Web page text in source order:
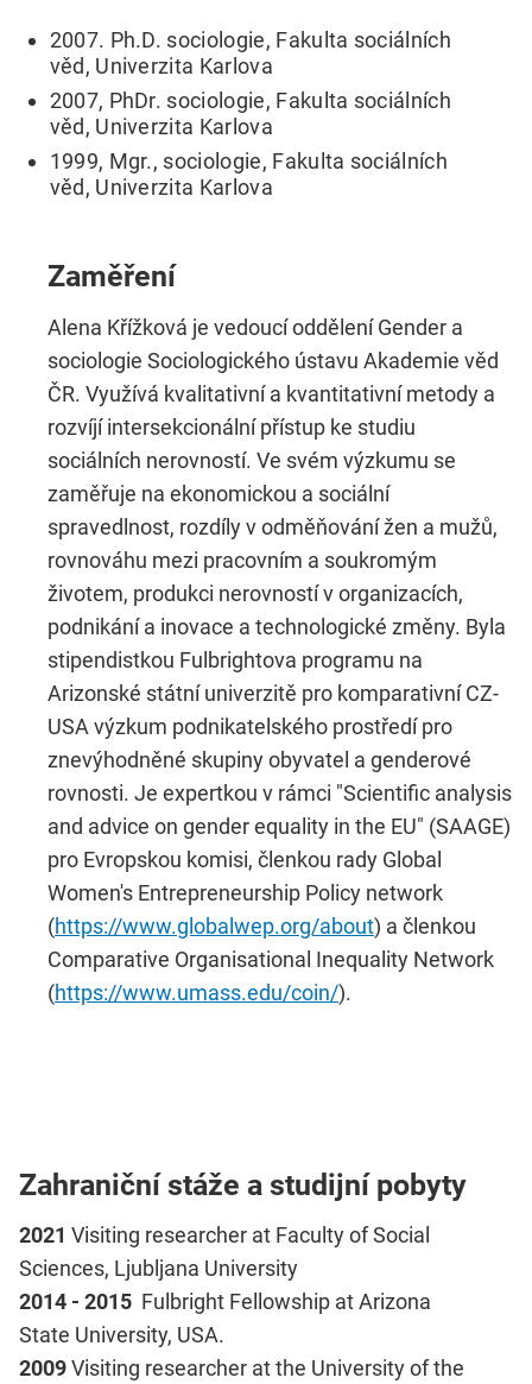
2007. Ph.D. sociologie, Fakulta sociálních
věd, Univerzita Karlova
2007, PhDr. sociologie, Fakulta sociálních
věd, Univerzita Karlova
1999, Mgr., sociologie, Fakulta sociálních
věd, Univerzita Karlova
Zaměření
Alena Křížková je vedoucí oddělení Gender a
sociologie Sociologického ústavu Akademie věd
ČR. Využívá kvalitativní a kvantitativní metody a
rozvíjí intersekcionální přístup ke studiu
sociálních nerovností. Ve svém výzkumu se
zaměřuje na ekonomickou a sociální
spravedlnost, rozdíly v odměňování žen a mužů,
rovnováhu mezi pracovním a soukromým
životem, produkci nerovností v organizacích,
podnikání a inovace a technologické změny. Byla
stipendistkou Fulbrightova programu na
Arizonské státní univerzitě pro komparativní CZ-
USA výzkum podnikatelského prostředí pro
znevýhodněné skupiny obyvatel a genderové
rovnosti. Je expertkou v rámci "Scientific analysis
and advice on gender equality in the EU" (SAAGE)
pro Evropskou komisi, členkou rady Global
Women's Entrepreneurship Policy network
(https://www.globalwep.org/about) a členkou
Comparative Organisational Inequality Network
(https://www.umass.edu/coin/).
Zahraniční stáže a studijní pobyty
2021 Visiting researcher at Faculty of Social
Sciences, Ljubljana University
2014 - 2015 Fulbright Fellowship at Arizona
State University, USA.
2009Visiting researcher at the University of the